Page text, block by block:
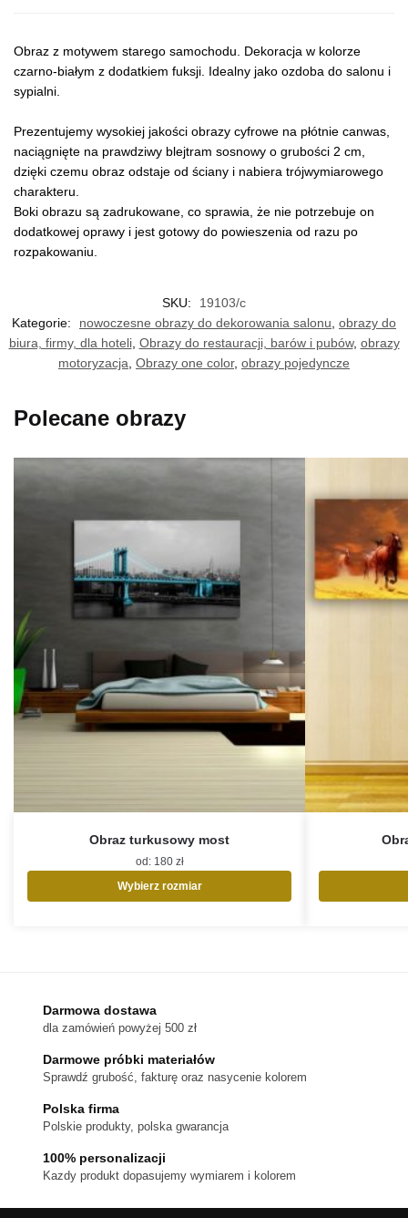
Obraz z motywem starego samochodu. Dekoracja w kolorze
czarno-białym z dodatkiem fuksji. Idealny jako ozdoba do salonu i
sypialni.
Prezentujemy wysokiej jakości obrazy cyfrowe na płótnie canwas,
naciągnięte na prawdziwy blejtram sosnowy o grubości 2 cm,
dzięki czemu obraz odstaje od ściany i nabiera trójwymiarowego
charakteru.
Boki obrazu są zadrukowane, co sprawia, że nie potrzebuje on
dodatkowej oprawy i jest gotowy do powieszenia od razu po
rozpakowaniu.
SKU:
19103/c
Kategorie:
nowoczesne obrazy do dekorowania salonu obrazy do
biura, firmy, dla hoteli, Obrazy do restauracji, barów i pubów, obrazy
motoryzacja Obrazy one color, obrazy pojedyncze
Polecane obrazy
Obraz turkusowy most
od: 180 zł
Wybierz rozmiar
wybrać
stronie
produktu
Darmowa dostawa
dla zamówień powyżej 500 zł
Darmowe próbki materiałów
Sprawdź grubość, fakturę oraz nasycenie kolorem
Polska firma
Polskie produkty, polska gwarancja
100% personalizacji
Kazdy produkt dopasujemy wymiarem i kolorem